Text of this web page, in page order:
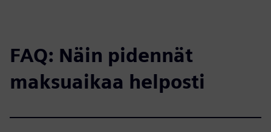
FAQ: Näin pidennät
maksuaikaa helposti